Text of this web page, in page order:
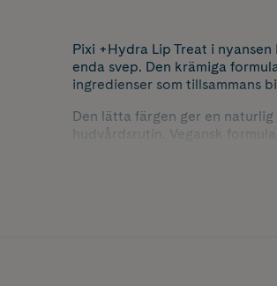
Pixi +Hydra Lip Treat i
enda svep. Den krämiga
ingredienser som tillsammans
Den lätta färgen ger en
hudvårdsrutin. Vegansk formula.